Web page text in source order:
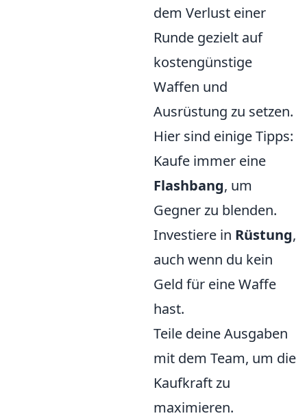
dem Verlust einer
Runde gezielt auf
kostengünstige
Waffen und
Ausrüstung zu setzen.
Hier sind einige Tipps:
Kaufe immer eine
Flashbang, um
Gegner zu blenden.
Investiere in Rüstung,
auch wenn du kein
Geld für eine Waffe
hast.
Teile deine Ausgaben
mit dem Team, um die
Kaufkraft zu
maximieren.